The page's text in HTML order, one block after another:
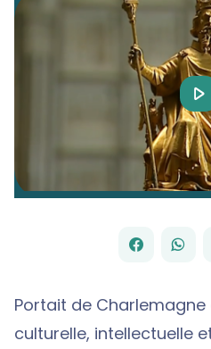
PARTAGER
Portait de
culturelle, intellectuelle